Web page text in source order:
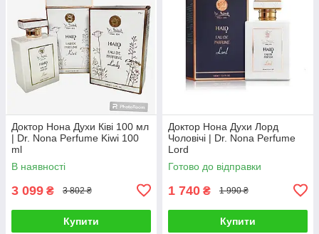
Доктор Нона Духи Ківі 100 мл
| Dr. Nona Perfume Kiwi 100
ml
В наявності
3 099 ₴ 3 802 ₴
Купити
Доктор Нона Духи Лорд
Чоловічі | Dr. Nona Perfume
Lord
Готово до відправки
1 740 ₴ 1 990 ₴
Купити